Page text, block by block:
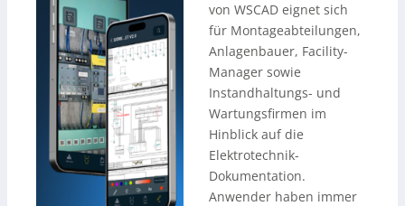
von WSCAD eignet sich
für Montageabteilungen,
Anlagenbauer, Facility-
Manager sowie
Instandhaltungs- und
Wartungsfirmen im
Hinblick auf die
Elektrotechnik-
Dokumentation.
Anwender haben immer